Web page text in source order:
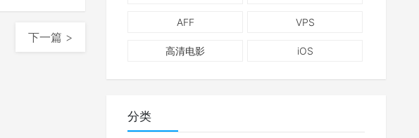
下一篇 >
AFF VPS
高清电影 iOS
分类